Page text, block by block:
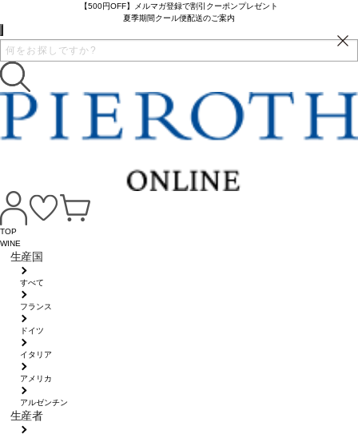
【500円OFF】メルマガ登録で割引クーポンプレゼント
夏季期間クール便配送のご案内
TOP
WINE
生産国
すべて
フランス
ドイツ
イタリア
アメリカ
アルゼンチン
生産者